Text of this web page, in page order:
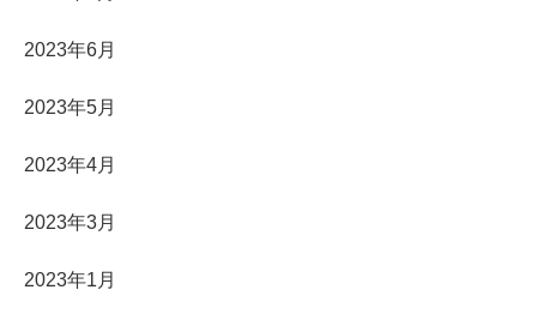
2023年6月
2023年5月
2023年4月
2023年3月
2023年1月